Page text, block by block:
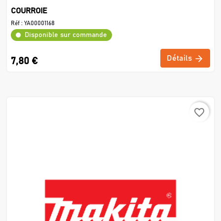
COURROIE
Réf : YA00001168
Disponible sur commande
7,80 € Détails
favorite_border